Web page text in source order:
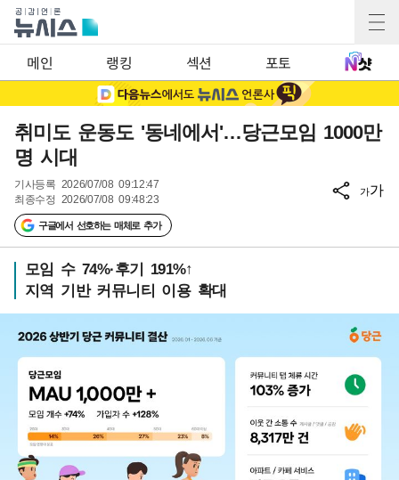
메인 랭킹 섹션 포토
취미도 운동도 '동네에서'…당근모임 1000만
명 시대
기사등록 2026/07/08 09:12:47
최종수정 2026/07/08 09:48:23
구글에서 선호하는 매체로 추가
가가
모임 수 74%·후기 191%↑
지역 기반 커뮤니티 이용 확대